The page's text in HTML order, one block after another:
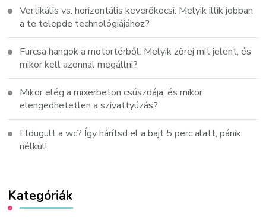
Vertikális vs. horizontális keverőkocsi: Melyik illik jobban
a te telepde technológiájához?
Furcsa hangok a motortérből: Melyik zörej mit jelent, és
mikor kell azonnal megállni?
Mikor elég a mixerbeton csúszdája, és mikor
elengedhetetlen a szivattyúzás?
Eldugult a wc? Így hárítsd el a bajt 5 perc alatt, pánik
nélkül!
Kategóriák